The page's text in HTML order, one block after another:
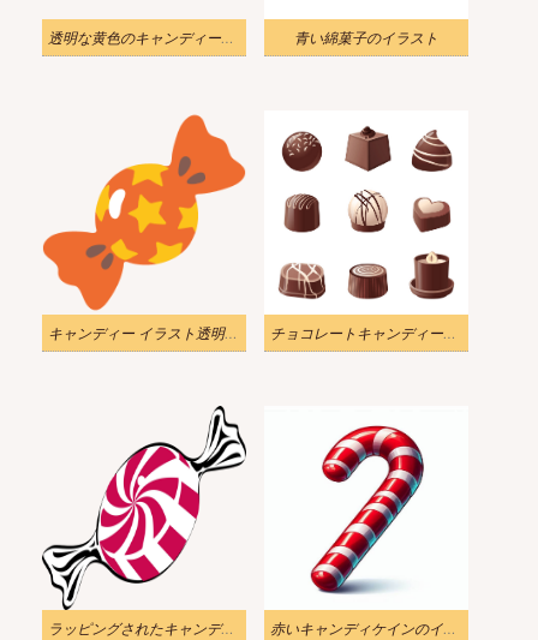
透明な黄色のキャンディーのイラスト 青い綿菓子のイラスト
キャンディー イラスト透明背景 6 チョコレートキャンディーのイラストpng
ラッピングされたキャンディーの透明のイラスト 赤いキャンディケインのイラスト